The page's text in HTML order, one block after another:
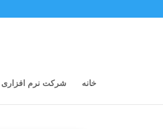
خانه شرکت نرم افزاری